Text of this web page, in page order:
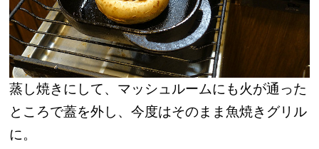
蒸し焼きにして、マッシュルームにも火が通った
ところで蓋を外し、今度はそのまま魚焼きグリル
に。